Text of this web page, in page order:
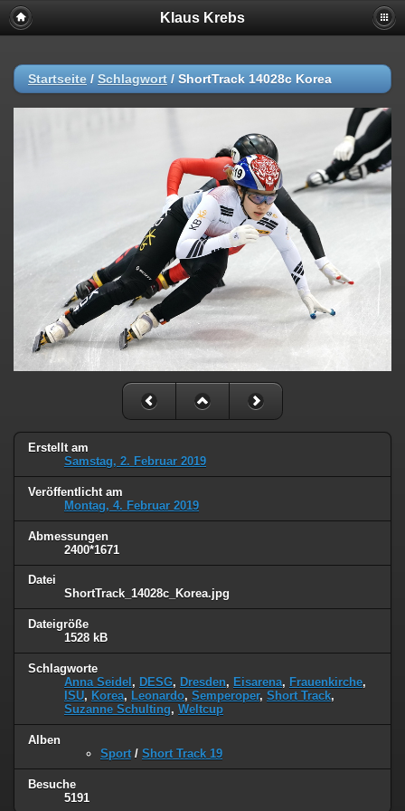
Klaus Krebs
Startseite / Schlagwort / ShortTrack 14028c Korea
Erstellt am
Samstag, 2. Februar 2019
Veröffentlicht am
Montag, 4. Februar 2019
Abmessungen
2400*1671
Datei
ShortTrack_14028c_Korea.jpg
Dateigröße
1528 kB
Schlagworte
Anna Seidel , DESG, Dresden, Eisarena, Frauenkirche,
ISU, Korea, Leonardo, Semperoper, Short Track,
Suzanne Schulting, Weltcup
Alben
Sport / Short Track 19
Besuche
5191